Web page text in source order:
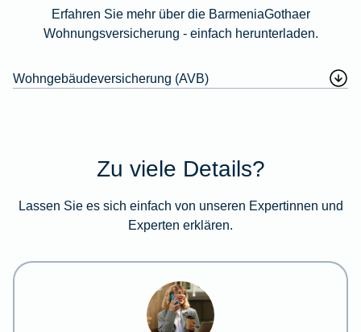
Erfahren Sie mehr über die BarmeniaGothaer
Wohnungsversicherung - einfach herunterladen.
Wohngebäudeversicherung (AVB)
Zu viele Details?
Lassen Sie es sich einfach von unseren Expertinnen und
Experten erklären.